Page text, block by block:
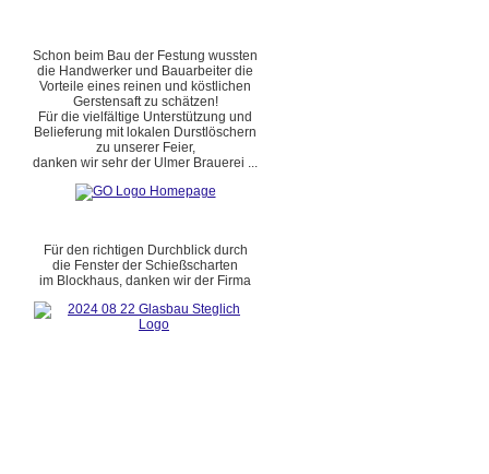
Schon beim Bau der Festung wussten
die Handwerker und Bauarbeiter die
Vorteile eines reinen und köstlichen
Gerstensaft zu schätzen!
Für die vielfältige Unterstützung und
Belieferung mit lokalen Durstlöschern
zu unserer Feier,
danken wir sehr der Ulmer Brauerei ...
Für den richtigen Durchblick durch
die Fenster der Schießscharten
im Blockhaus, danken wir der Firma